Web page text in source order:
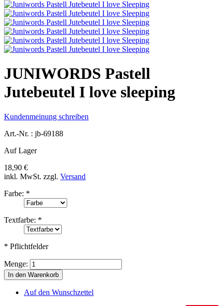
JUNIWORDS Pastell
Jutebeutel I love sleeping
Kundenmeinung schreiben
Art.-Nr. : jb-69188
Auf Lager
18,90 €
inkl. MwSt. zzgl. Versand
Farbe: *
Textfarbe: *
* Pflichtfelder
Menge:
In den Warenkorb
Auf den Wunschzettel